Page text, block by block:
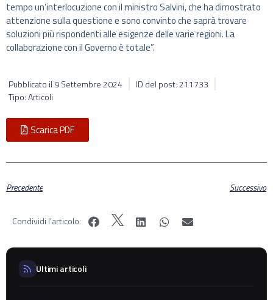
tempo un’interlocuzione con il ministro Salvini, che ha dimostrato
attenzione sulla questione e sono convinto che saprà trovare
soluzioni più rispondenti alle esigenze delle varie regioni. La
collaborazione con il Governo è totale”.
Pubblicato il 9 Settembre 2024
ID del post: 211733
Tipo: Articoli
Scarica PDF
Precedente Successivo
Condividi l'articolo:
Ultimi articoli